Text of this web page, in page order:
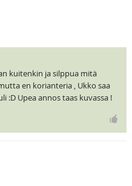
kuitenkin ja silppua mitä
en korianteria , Ukko saa
:D Upea annos taas kuvassa !